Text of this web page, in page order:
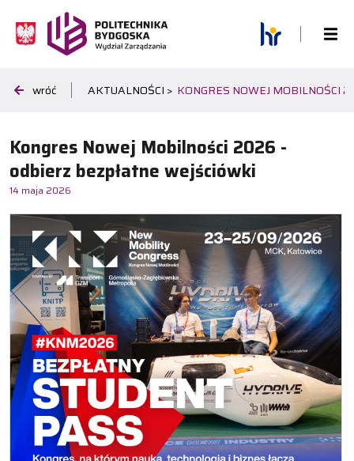
wróć AKTUALNOŚCI > KONGRES NOWEJ MOBILNOŚCI
Kongres Nowej Mobilności 2026 -
odbierz bezpłatne wejściówki
14 maja 2026